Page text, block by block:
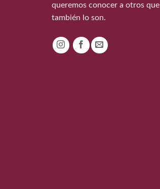
queremos conocer a otros que
también lo son.